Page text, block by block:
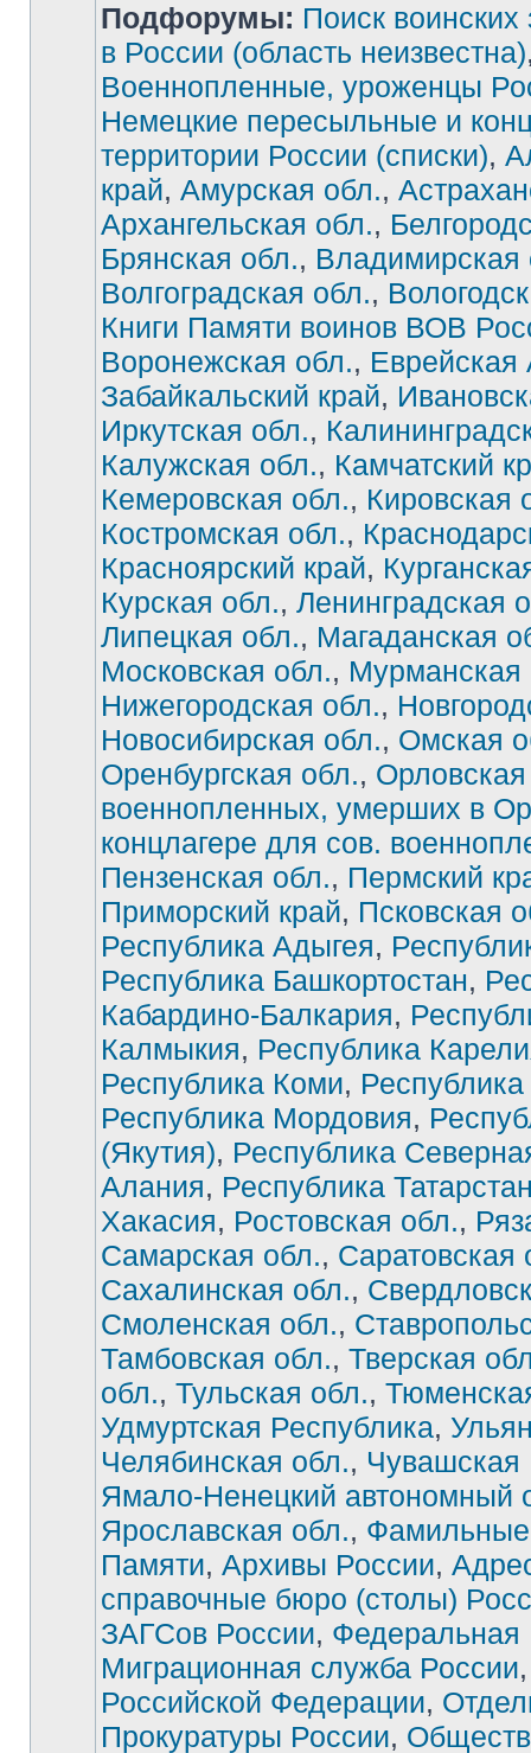
Нет
непрочитанных
сообщений
Подфорумы: Поиск
в России (область неизвестна)
Военнопленные, уроженцы
Немецкие пересыльные и
территории России (списки),
край, Амурская обл.,
Архангельская обл.,
Брянская обл., Владимирская
Волгоградская обл.,
Книги Памяти воинов ВОВ
Воронежская обл.,
Забайкальский край,
Иркутская обл.,
Калужская обл., Камчатский
Кемеровская обл., Кировская
Костромская обл.,
Красноярский край,
Курская обл., Ленинградская
Липецкая обл., Магаданская
Московская обл., Мурманская
Нижегородская обл.,
Новосибирская обл., Омская
Оренбургская обл.,
военнопленных, умерших в
концлагере для сов.
Пензенская обл., Пермский
Приморский край, Псковская
Республика Адыгея,
Республика Башкортостан,
Кабардино-Балкария,
Калмыкия, Республика
Республика Коми,
Республика Мордовия,
(Якутия), Республика
Алания, Республика
Хакасия, Ростовская обл.,
Самарская обл., Саратовская
Сахалинская обл.,
Смоленская обл.,
Тамбовская обл., Тверская
обл., Тульская обл.,
Удмуртская Республика,
Челябинская обл., Чувашская
Ямало-Ненецкий автономный
Ярославская обл., Фамильные
Памяти, Архивы России,
справочные бюро (столы)
ЗАГСов России, Федеральная
Миграционная служба России
Российской Федерации,
Прокуратуры России,